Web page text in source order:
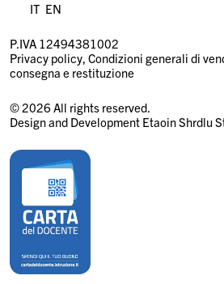
IT EN
P.IVA 12494381002
Privacy policy Condizioni generali di
consegna e restituzione
© 2026 All rights reserved.
Design and Development Etaoin Shrdlu